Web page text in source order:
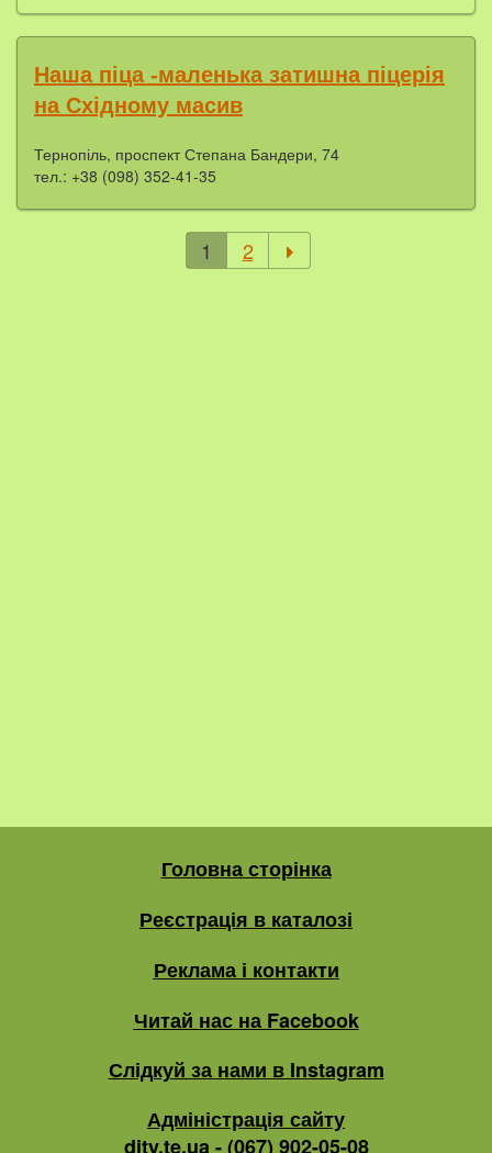
Наша піца -маленька затишна піцерія
на Східному масив
Тернопіль, проспект Степана Бандери, 74
тел.: +38 (098) 352-41-35
1 2
Головна сторінка
Реєстрація в каталозі
Реклама і контакти
Читай нас на Facebook
Слідкуй за нами в Instagram
Адміністрація сайту
dity.te.ua - (067) 902-05-08